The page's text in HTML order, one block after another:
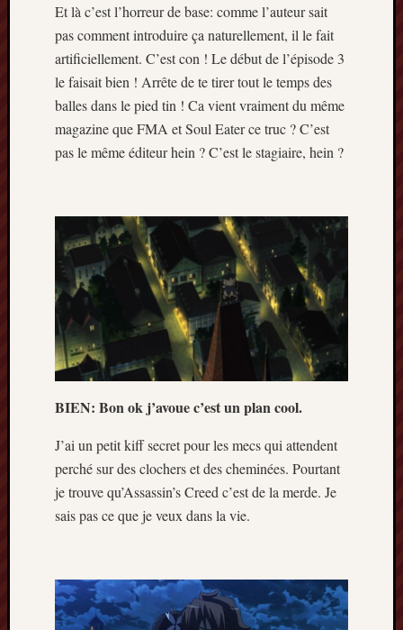
Et là c’est l’horreur de base: comme l’auteur sait
pas comment introduire ça naturellement, il le fait
artificiellement. C’est con ! Le début de l’épisode 3
le faisait bien ! Arrête de te tirer tout le temps des
balles dans le pied tin ! Ca vient vraiment du même
magazine que FMA et Soul Eater ce truc ? C’est
pas le même éditeur hein ? C’est le stagiaire, hein ?
BIEN: Bon ok j’avoue c’est un plan cool.
J’ai un petit kiff secret pour les mecs qui attendent
perché sur des clochers et des cheminées. Pourtant
je trouve qu’Assassin’s Creed c’est de la merde. Je
sais pas ce que je veux dans la vie.